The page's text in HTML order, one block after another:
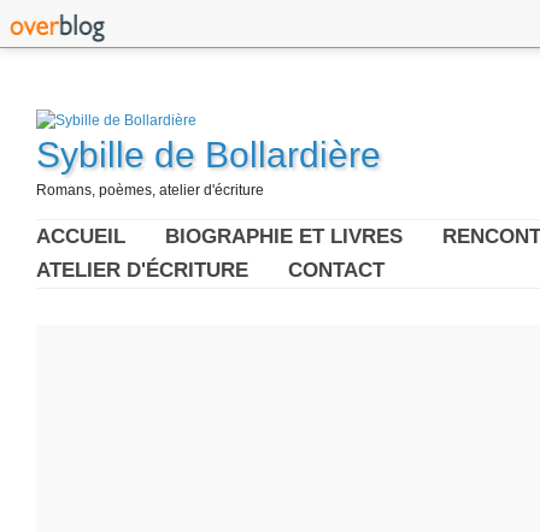
Sybille de Bollardière
Romans, poèmes, atelier d'écriture
ACCUEIL BIOGRAPHIE ET LIVRES
ATELIER D'ÉCRITURE
CONTACT